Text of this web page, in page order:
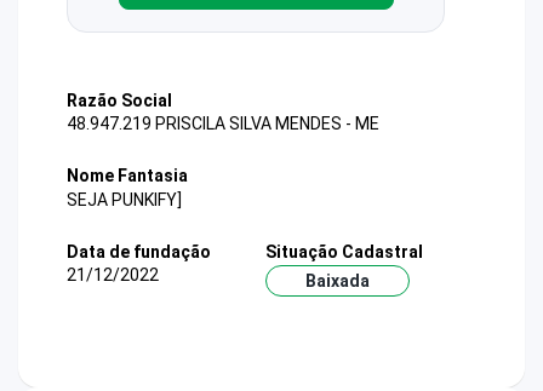
Razão Social
48.947.219 PRISCILA SILVA MENDES - ME
Nome Fantasia
SEJA PUNKIFY]
Data de fundação
21/12/2022
Situação Cadastral
Baixada